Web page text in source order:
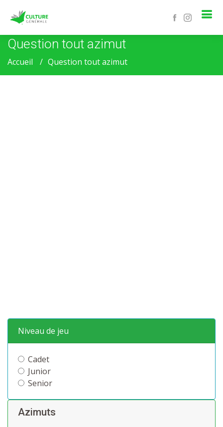
Question tout azimut
Accueil Question tout azimut
Niveau de jeu
Cadet
Junior
Senior
Azimuts